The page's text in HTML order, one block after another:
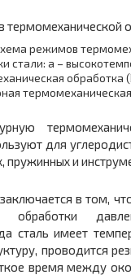
режимов
стали: а –
обработка
для
пружинных и
в том,
обработки
сталь имеет
проводится
время между